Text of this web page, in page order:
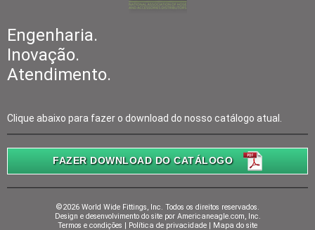
Engenharia.
Inovação.
Atendimento.
Clique abaixo para fazer o download do nosso catálogo atual.
FAZER DOWNLOAD DO CATÁLOGO
©2026 World Wide Fittings, Inc. Todos os direitos reservados.
Design e desenvolvimento do site por Americaneagle.com, Inc.
Termos e condições | Política de privacidade | Mapa do site